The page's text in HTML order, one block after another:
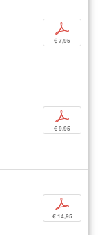
p
€ 7,95
p
€ 9,95
p
€ 14,95